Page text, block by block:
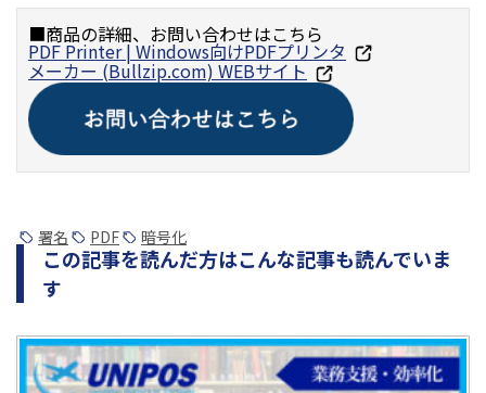
■商品の詳細、お問い合わせはこちら
PDF Printer | Windows向けPDFプリンタ
メーカー (Bullzip.com) WEBサイト
署名 PDF 暗号化
この記事を読んだ方はこんな記事も読んでいま
す